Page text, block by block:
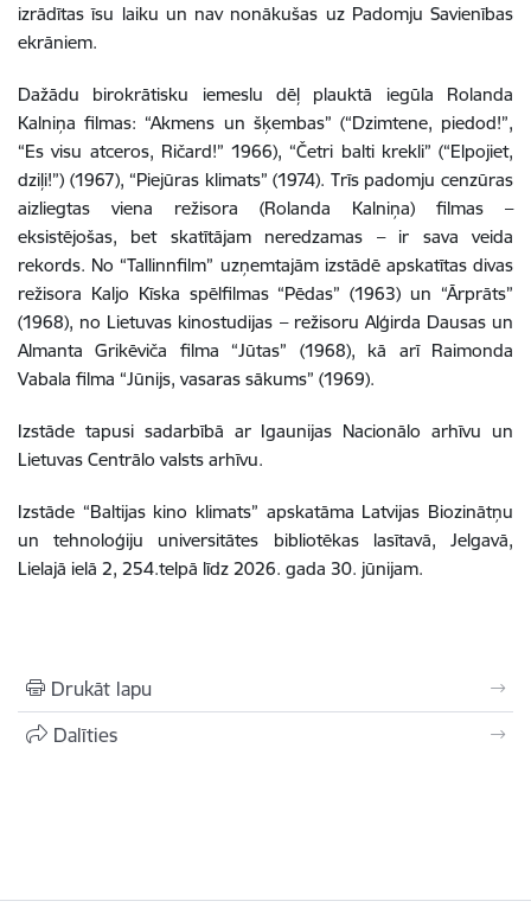
izrādītas īsu laiku un nav nonākušas uz Padomju Savienības
ekrāniem.
Dažādu birokrātisku iemeslu dēļ plauktā iegūla Rolanda
Kalniņa filmas: “Akmens un šķembas” (“Dzimtene, piedod!”,
“Es visu atceros, Ričard!” 1966), “Četri balti krekli” (“Elpojiet,
dziļi!”) (1967), “Piejūras klimats” (1974). Trīs padomju cenzūras
aizliegtas viena režisora (Rolanda Kalniņa) filmas –
eksistējošas, bet skatītājam neredzamas – ir sava veida
rekords. No “Tallinnfilm” uzņemtajām izstādē apskatītas divas
režisora Kaljo Kīska spēlfilmas “Pēdas” (1963) un “Ārprāts”
(1968), no Lietuvas kinostudijas – režisoru Alģirda Dausas un
Almanta Grikēviča filma “Jūtas” (1968), kā arī Raimonda
Vabala filma “Jūnijs, vasaras sākums” (1969).
Izstāde tapusi sadarbībā ar Igaunijas Nacionālo arhīvu un
Lietuvas Centrālo valsts arhīvu.
Izstāde “Baltijas kino klimats” apskatāma Latvijas Biozinātņu
un tehnoloģiju universitātes bibliotēkas lasītavā, Jelgavā,
Lielajā ielā 2, 254.telpā līdz 2026. gada 30. jūnijam.
Drukāt lapu
Dalīties